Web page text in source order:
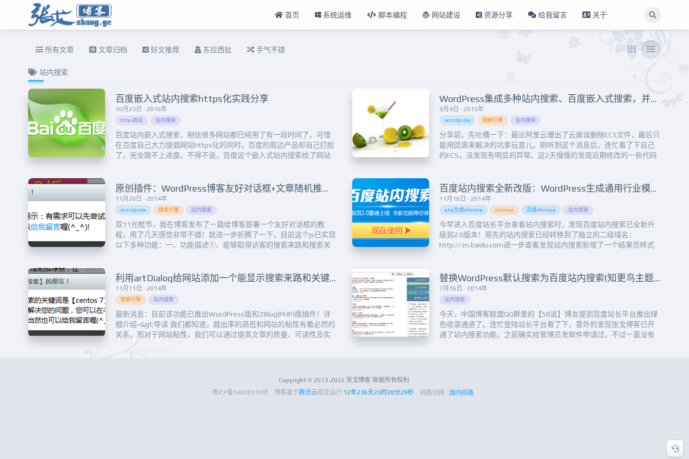
首页 系统运维 脚本编程 网站建设 资源分享 给我留言 关于
所有文章 文章归档 好文推荐 东拉西扯 手气不错
站内搜索
10月23日 · 2016年
百度嵌入式站内搜索https化实践分享
https协议 站内搜索
百度站内嵌入式搜索，相信很多网站都已经用了有一段时间了。可惜
在百度自己大力提倡网站https化的同时，百度的周边产品却自己打脸
了，完全跟不上进度。不得不说，百度这个嵌入式站内搜索给了网站
考本站历史教程。这玩意好是好，但是...
9月4日 · 2015年
WordPress集成多种站内搜索、百度嵌入式搜索，并伪静态化的方法
wordpress 搜索引擎 站内搜索
分享前，先吐槽一下：最近阿里云爆出了云盾误删除ECS文件，最后只
能用回滚来解决的坑爹玩意儿。刚听到这个消息后，连忙看了下自己
的ECS，没发现有明显的异常。这2天慢慢的发现近期修改的一些代码
是评论的审核通知邮件。看了下代码，果然之前的注释都去掉了。又
比如，我明明屏蔽了某插...
11月20日 · 2014年
原创插件：WordPress博客友好对话框+文章随机推荐滚动条插件（附代码版）
wordpress 搜索引擎 站内搜索
双11光棍节，我在博客发布了一篇给博客部署一个友好对话框的教
程，用了几天感觉非常不错！就进一步折腾了一下，目前这个js已实现
以下多种功能：一、功能描述①、能够取得访客的搜索来路和搜索关
将弹出友好的版权保留提醒；IE内核：WEBKIT内核：④、JS代码版可...
11月16日 · 2014年
百度站内搜索全新改版：WordPress生成通用行业模板数据的php脚本
php生成sitemap sitemap 百度sitemap 站内搜索
今早进入百度站长平台查看站内搜索时，发现百度站内搜索已全新升
级到2.0版本！原先的站内搜索已经转移到了独立的二级域名：
http://zn.baidu.com进一步查看发现站内搜索新增了一个结果页样式
搜索引擎的风格，比如百度搜索：...
11月11日 · 2014年
利用artDialog给网站添加一个能显示搜索来路和关键词的欢迎框
搜索引擎 站内搜索
最新消息：目前该功能已推出WordPress版和ZBlog(PHP)版插件！详
细介绍=&gt;导读 我们都知道，跳出率的高低和网站的粘性有着必然的
关系，而对于网站粘性，我们可以通过提高文章的质量、可读性及实
7月16日 · 2014年
替换WordPress默认搜索为百度站内搜索(知更鸟主题可照搬)
站内搜索
今天，中国博客联盟QQ群里的【58说】博友提到百度站长平台推出绿
色收录通道了。连忙登陆站长平台看了下，意外的发现张戈博客已开
通了站内搜索功能。之前确实给管理员发邮件申请过，不过一直没有
Copyright © 2013-2022 张戈博客 保留所有权利.
粤ICP备14028310号
博客基于腾讯云稳定运行 12年236天23时28分30秒 线路切换: 国内线路